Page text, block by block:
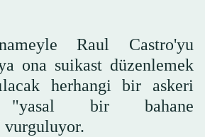
Raul Castro'yu
ona suikast düzenlemek
herhangi bir askeri
"yasal bir bahane
vurguluyor.